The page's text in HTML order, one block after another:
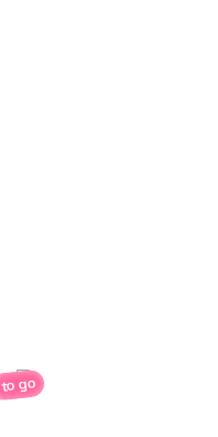
to go